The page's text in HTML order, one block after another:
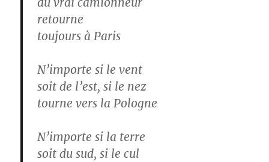
retourne
toujours à Paris
N’importe si le vent
soit de l’est, si le nez
tourne vers la Pologne
N’importe si la terre
soit du sud, si le cul